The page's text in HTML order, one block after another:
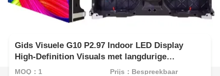
Gids Visuele G10 P2.97 Indoor LED Display
High-Definition Visuals met langdurige
betrouwbaarheid
MOQ：1 Prijs：Bespreekbaar